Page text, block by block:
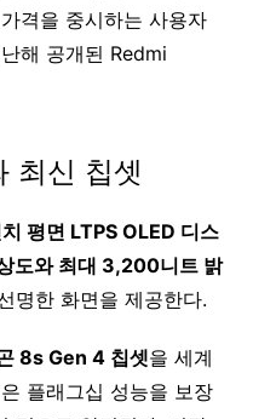
격을 중시하는 사용자
해 공개된 Redmi
최신 칩셋
평면 LTPS OLED 디스
도와 최대 3,200니트 밝
명한 화면을 제공한다.
8s Gen 4 칩셋을 세계
플래그십 성능을 보장